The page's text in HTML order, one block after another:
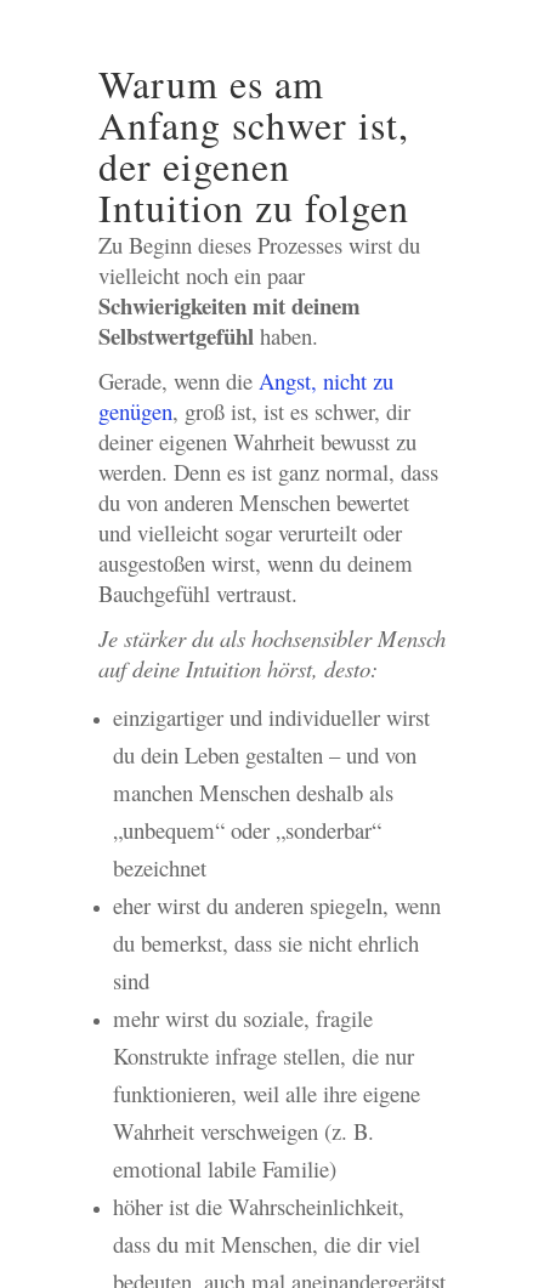
Warum es am
Anfang schwer ist,
der eigenen
Intuition zu folgen
Zu Beginn dieses Prozesses wirst du
vielleicht noch ein paar
Schwierigkeiten mit deinem
Selbstwertgefühlhaben.
Gerade, wenn die Angst, nicht zu
genügen, groß ist, ist es schwer, dir
deiner eigenen Wahrheit bewusst zu
werden. Denn es ist ganz normal, dass
du von anderen Menschen bewertet
und vielleicht sogar verurteilt oder
ausgestoßen wirst, wenn du deinem
Bauchgefühl vertraust.
Je stärker du als hochsensibler Mensch
auf deine Intuition hörst, desto:
einzigartiger und individueller wirst
du dein Leben gestalten – und von
manchen Menschen deshalb als
„unbequem“ oder „sonderbar“
bezeichnet
eher wirst du anderen spiegeln, wenn
du bemerkst, dass sie nicht ehrlich
sind
mehr wirst du soziale, fragile
Konstrukte infrage stellen, die nur
funktionieren, weil alle ihre eigene
Wahrheit verschweigen (z. B.
emotional labile Familie)
höher ist die Wahrscheinlichkeit,
dass du mit Menschen, die dir viel
bedeuten, auch mal aneinandergerätst